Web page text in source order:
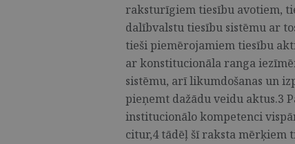
raksturīgiem tiesību avotiem,
dalībvalstu tiesību sistēmu ar
tieši piemērojamiem tiesību
ar konstitucionāla ranga
sistēmu, arī likumdošanas un
pieņemt dažādu veidu aktus.3
institucionālo kompetenci
citur,4 tādēļ šī raksta mērķiem